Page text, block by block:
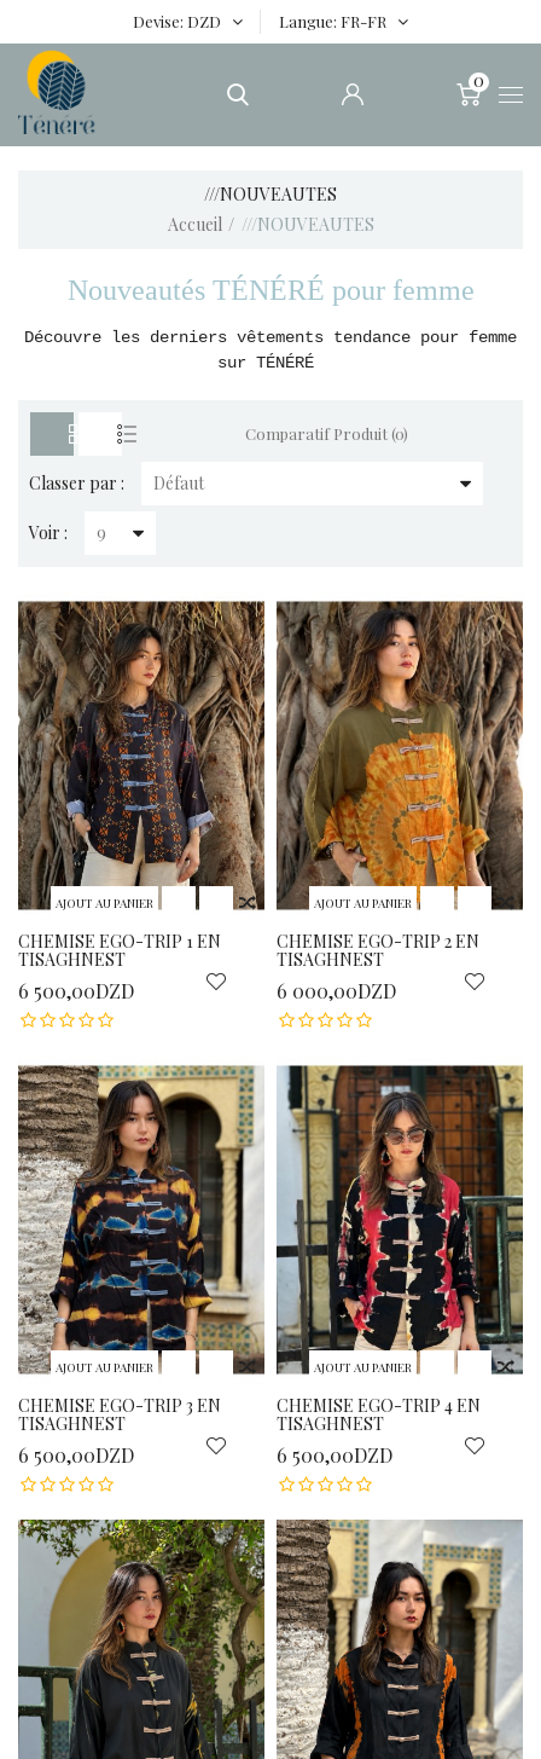
Devise DZD Langue FR-FR
0
///NOUVEAUTES
Accueil
///NOUVEAUTES
Nouveautés TÉNÉRÉ pour femme
Découvre les derniers vêtements tendance pour femme
sur TÉNÉRÉ
Comparatif Produit (0)
Classer par :
Voir :
AJOUT AU PANIER
CHEMISE EGO-TRIP 1 EN
TISAGHNEST
6 500,00DZD
AJOUT AU PANIER
CHEMISE EGO-TRIP 2 EN
TISAGHNEST
6 000,00DZD
AJOUT AU PANIER
CHEMISE EGO-TRIP 3 EN
TISAGHNEST
6 500,00DZD
AJOUT AU PANIER
CHEMISE EGO-TRIP 4 EN
TISAGHNEST
6 500,00DZD